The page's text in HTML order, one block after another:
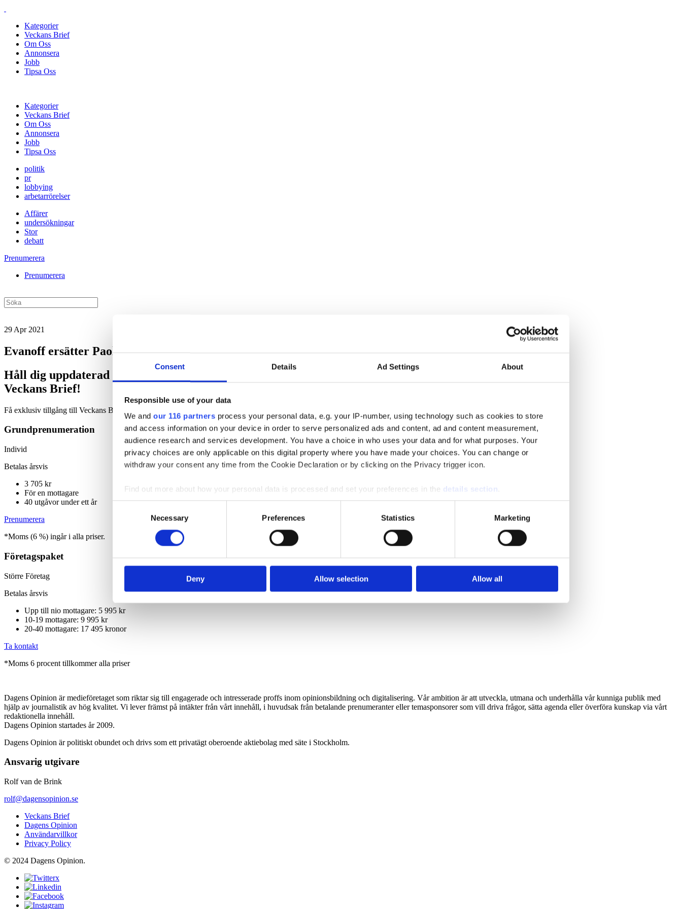
Consent Details Ad Settings About
Responsible use of your data
We and our 116 partners process your personal data, e.g. your IP-number, using technology such as cookies to store
and access information on your device in order to serve personalized ads and content, ad and content measurement,
audience research and services development. You have a choice in who uses your data and for what purposes. Your
privacy choices are only applicable on this digital property where you have made your choices. You can change or
withdraw your consent any time from the Cookie Declaration or by clicking on the Privacy trigger icon.
Find out more about how your personal data is processed and set your preferences in the details section
We use cookies to personalise content and ads, to provide social media features and to analyse our traffic. We also share
information about your use of our site with our social media, advertising and analytics partners who may combine it with
other information that you’ve provided to them or that they’ve collected from your use of their services.
Necessary Preferences Statistics Marketing
Deny Allow selection Allow all
Kategorier
Veckans Brief
Om Oss
Annonsera
Jobb
Tipsa Oss
Kategorier
Veckans Brief
Om Oss
Annonsera
Jobb
Tipsa Oss
politik
pr
lobbying
arbetarrörelser
Affärer
undersökningar
Stor
debatt
Prenumerera
Prenumerera
29 Apr 2021
Evanoff ersätter Paolos och lyfter Zeina
Håll dig uppdaterad med
Veckans Brief!
Få exklusiv tillgång till Veckans Brief, den essentiella läsningen för alla som driver opinionsbildning och samhällsförändring, genom en prenumeration på Dagens Opinion.
Grundprenumeration
Individ
Betalas årsvis
3 705 kr
För en mottagare
40 utgåvor under ett år
Prenumerera
*Moms (6 %) ingår i alla priser.
Företagspaket
Större Företag
Betalas årsvis
Upp till nio mottagare: 5 995 kr
10-19 mottagare: 9 995 kr
20-40 mottagare: 17 495 kronor
Ta kontakt
*Moms 6 procent tillkommer alla priser
Dagens Opinion är medieföretaget som riktar sig till engagerade och intresserade proffs inom opinionsbildning och digitalisering. Vår ambition är att utveckla, utmana och underhålla vår kunniga publik med
hjälp av journalistik av hög kvalitet. Vi lever främst på intäkter från vårt innehåll, i huvudsak från betalande prenumeranter eller temasponsorer som vill driva frågor, sätta agenda eller överföra kunskap via vårt
redaktionella innehåll.
Dagens Opinion startades år 2009.
Dagens Opinion är politiskt obundet och drivs som ett privatägt oberoende aktiebolag med säte i Stockholm.
Ansvarig utgivare
Rolf van de Brink
rolf@dagensopinion.se
Veckans Brief
Dagens Opinion
Användarvillkor
Privacy Policy
© 2024 Dagens Opinion.